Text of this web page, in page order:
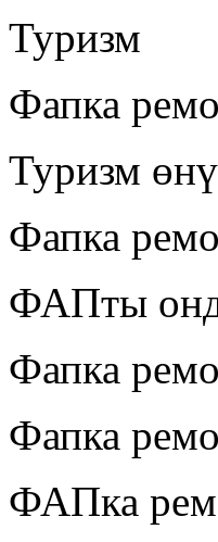
Туризм
Фапка
Туризм
Фапка
ФАПты
Фапка
Фапка
ФАПка